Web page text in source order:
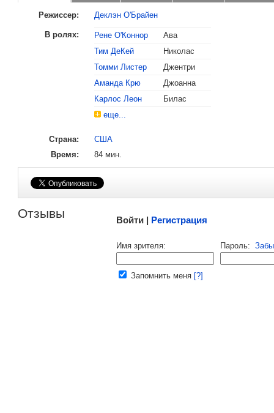
Режиссер: Деклэн О'Брайен
В ролях: Рене О'Коннор
Ава
Тим ДеКей
Николас
Томми Листер
Джентри
Аманда Крю
Джоанна
Карлос Леон
Билас
еще...
Страна:
США
Время:
84 мин.
Отзывы Войти | Регистрация
Имя зрителя: Пароль:
Запомнить меня [?]